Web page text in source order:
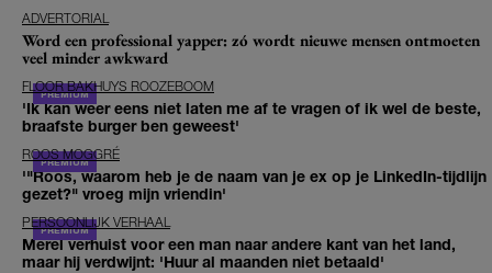
ADVERTORIAL
Word een professional yapper: zó wordt nieuwe mensen ontmoeten
veel minder awkward
FLOOR BAKHUYS ROOZEBOOM
'Ik kan weer eens niet laten me af te vragen of ik wel de beste,
braafste burger ben geweest'
ROOS MOGGRÉ
'"Roos, waarom heb je de naam van je ex op je LinkedIn-tijdlijn
gezet?" vroeg mijn vriendin'
PERSOONLIJK VERHAAL
Merel verhuist voor een man naar andere kant van het land,
maar hij verdwijnt: 'Huur al maanden niet betaald'